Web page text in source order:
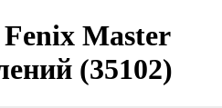
Fenix Master
(35102)